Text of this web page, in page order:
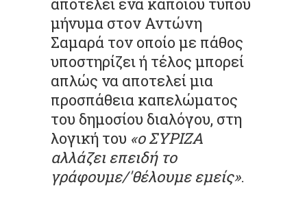
μήνυμα στον Αντώνη
Σαμαρά τον οποίο με πάθος
υποστηρίζει ή τέλος μπορεί
απλώς να αποτελεί μια
προσπάθεια καπελώματος
του δημοσίου διαλόγου, στη
λογική του «ο ΣΥΡΙΖΑ
αλλάζει επειδή το
γράφουμε/'θέλουμε εμείς».